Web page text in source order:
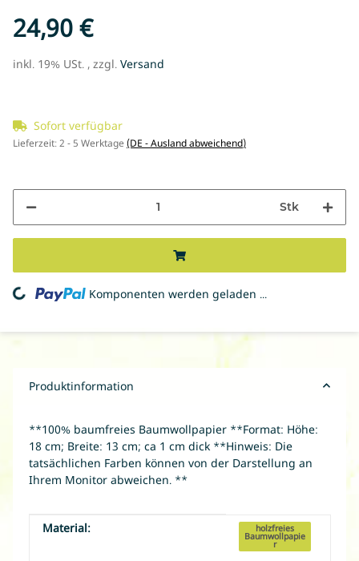
24,90 €
inkl. 19% USt. , zzgl. Versand
Sofort verfügbar
Lieferzeit:2 - 5 Werktage (DE - Ausland abweichend)
Stk
Komponenten werden geladen ...
Produktinformation
**100% baumfreies Baumwollpapier **Format: Höhe:
18 cm; Breite: 13 cm; ca 1 cm dick **Hinweis: Die
tatsächlichen Farben können von der Darstellung an
Ihrem Monitor abweichen. **
Produkteigenschaft
Wert
Material: holzfreies
Baumwollpapie
r